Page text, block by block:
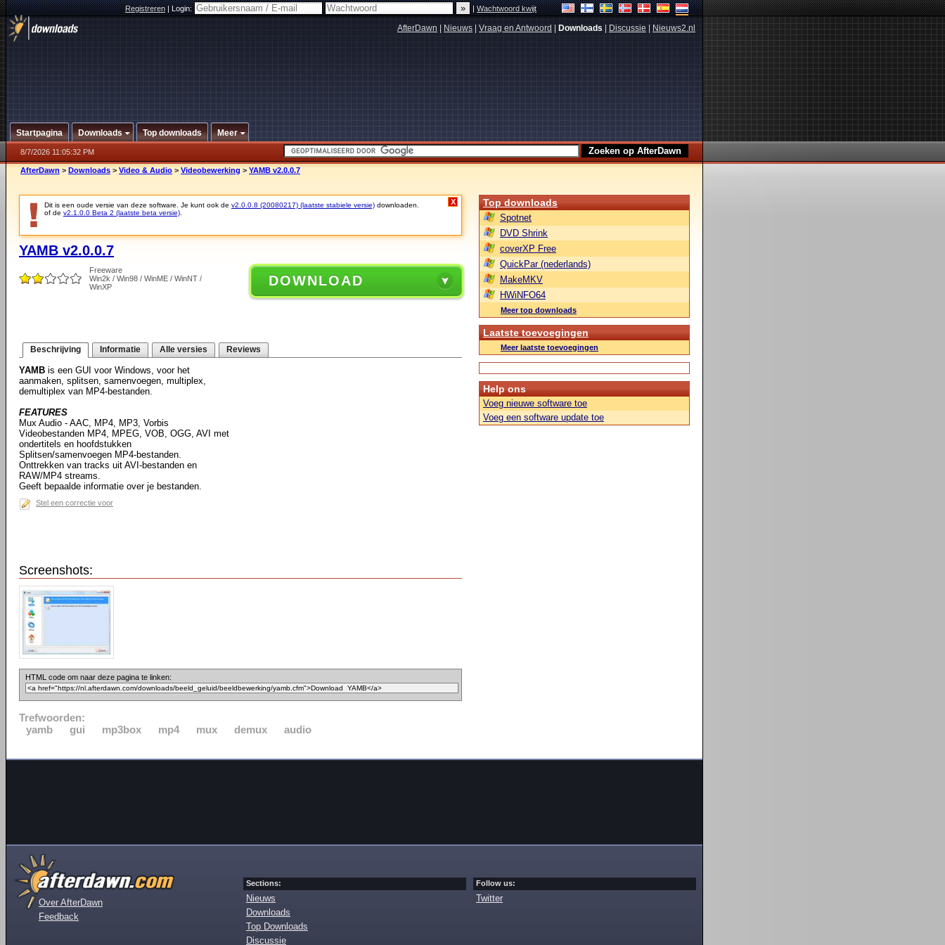
Registreren|Login: |Wachtwoord kwijt
AfterDawn Nieuws Vraag en Antwoord Downloads Discussie Nieuws2.nl
Startpagina Downloads Top downloads Meer
8/7/2026 11:05:32 PM
AfterDawn > Downloads > Video & Audio > Videobewerking > YAMB v2.0.0.7
Dit is een oude versie van deze software. Je kunt ook de v2.0.0.8 (20080217) (laatste stabiele versie) downloaden.
of de v2.1.0.0 Beta 2 (laatste beta versie)
X
YAMB v2.0.0.7
Freeware
Win2k / Win98 / WinME / WinNT /
WinXP
DOWNLOAD
Beschrijving Informatie Alle versies Reviews
YAMB is een GUI voor Windows, voor het
aanmaken, splitsen, samenvoegen, multiplex,
demultiplex van MP4-bestanden.
FEATURES
Mux Audio - AAC, MP4, MP3, Vorbis
Videobestanden MP4, MPEG, VOB, OGG, AVI met
ondertitels en hoofdstukken
Splitsen/samenvoegen MP4-bestanden.
Onttrekken van tracks uit AVI-bestanden en
RAW/MP4 streams.
Geeft bepaalde informatie over je bestanden.
Stel een correctie voor
Screenshots:
HTML code om naar deze pagina te linken:
Trefwoorden:
yamb
gui mp3box mp4 mux demux audio
Top downloads
Spotnet
DVD Shrink
coverXP Free
QuickPar (nederlands)
MakeMKV
HWiNFO64
Meer top downloads
Laatste toevoegingen
Meer laatste toevoegingen
Help ons
Voeg nieuwe software toe
Voeg een software update toe
Over AfterDawn
Feedback
Sections:
Nieuws
Downloads
Top Downloads
Discussie
Follow us:
Twitter